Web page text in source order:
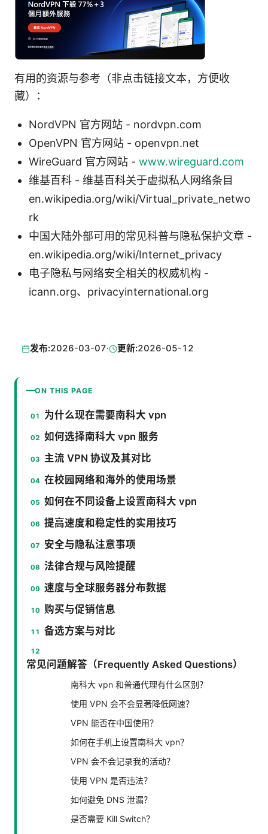
有用的资源与参考（非点击链接文本，方便收
藏）：
NordVPN 官方网站 - nordvpn.com
OpenVPN 官方网站 - openvpn.net
WireGuard 官方网站 - www.wireguard.com
维基百科 - 维基百科关于虚拟私人网络条目
en.wikipedia.org/wiki/Virtual_private_netwo
rk
中国大陆外部可用的常见科普与隐私保护文章 -
en.wikipedia.org/wiki/Internet_privacy
电子隐私与网络安全相关的权威机构 -
icann.org、privacyinternational.org
发布:2026-03-07· 更新:2026-05-12
ON THIS PAGE
为什么现在需要南科大 vpn
如何选择南科大 vpn 服务
主流 VPN 协议及其对比
在校园网络和海外的使用场景
如何在不同设备上设置南科大 vpn
提高速度和稳定性的实用技巧
安全与隐私注意事项
法律合规与风险提醒
速度与全球服务器分布数据
购买与促销信息
备选方案与对比
常见问题解答（Frequently Asked Questions）
南科大 vpn 和普通代理有什么区别？
使用 VPN 会不会显著降低网速？
VPN 能否在中国使用？
如何在手机上设置南科大 vpn？
VPN 会不会记录我的活动？
使用 VPN 是否违法？
如何避免 DNS 泄漏？
是否需要 Kill Switch？